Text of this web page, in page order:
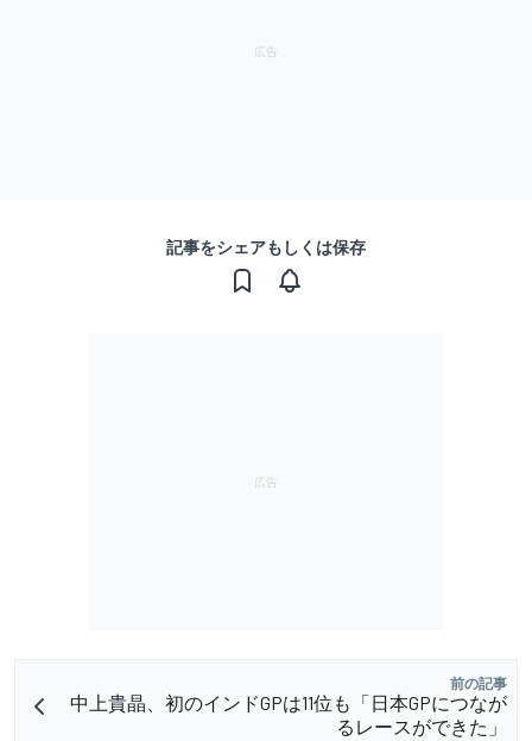
記事をシェアもしくは保存
前の記事
中上貴晶、初のインドGPは11位も「日本GPにつなが
るレースができた」